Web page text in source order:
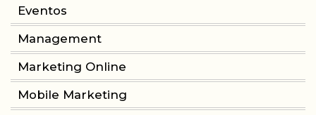
Eventos
Management
Marketing Online
Mobile Marketing